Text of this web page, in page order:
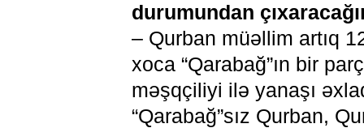
durumundan
– Qurban müəllim artıq
xoca “Qarabağ”ın bir
məşqçiliyi ilə yanaşı
“Qarabağ”sız Qurban,